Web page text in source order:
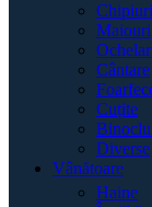
Chipiuri
Maiouri
Cântare
Cuțite
Diverse
Vânătoare
Haine